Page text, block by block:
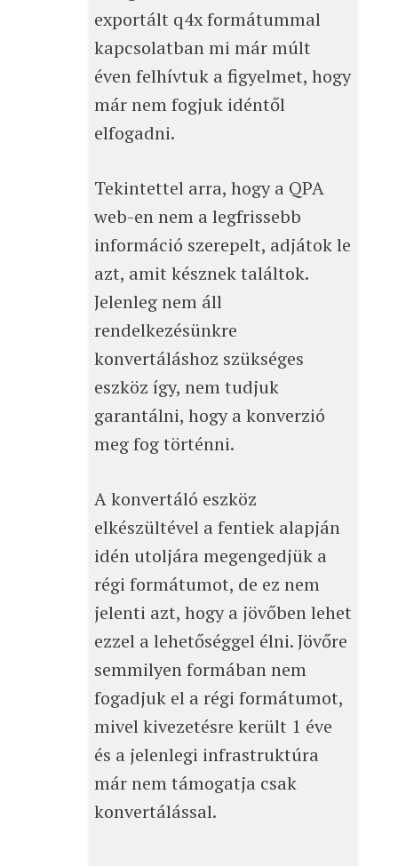
exportált q4x formátummal
kapcsolatban mi már múlt
éven felhívtuk a figyelmet, hogy
már nem fogjuk idéntől
elfogadni.
Tekintettel arra, hogy a QPA
web-en nem a legfrissebb
információ szerepelt, adjátok le
azt, amit késznek találtok.
Jelenleg nem áll
rendelkezésünkre
konvertáláshoz szükséges
eszköz így, nem tudjuk
garantálni, hogy a konverzió
meg fog történni.
A konvertáló eszköz
elkészültével a fentiek alapján
idén utoljára megengedjük a
régi formátumot, de ez nem
jelenti azt, hogy a jövőben lehet
ezzel a lehetőséggel élni. Jövőre
semmilyen formában nem
fogadjuk el a régi formátumot,
mivel kivezetésre került 1 éve
és a jelenlegi infrastruktúra
már nem támogatja csak
konvertálással.